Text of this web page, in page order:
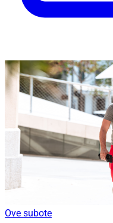
Ove subote